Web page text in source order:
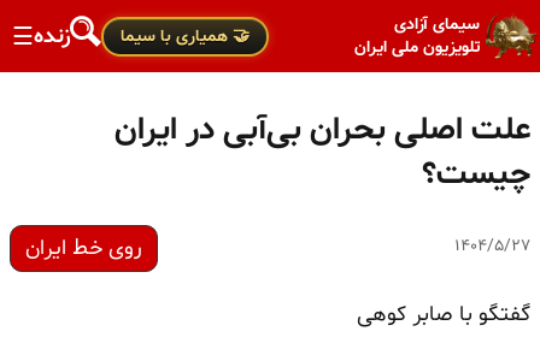
سیمای آزادی
تلویزیون ملی ایران
🤝 همیاری با سیما زنده☰
علت اصلی بحران بی‌آبی در ایران
چیست؟
۱۴۰۴/۵/۲۷ روی خط ایران
گفتگو با صابر کوهی